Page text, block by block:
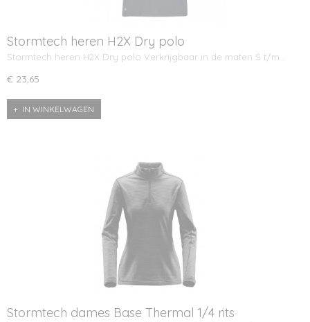
Stormtech heren H2X Dry polo
Stormtech heren H2X Dry polo Verkrijgbaar in de maten S t/m…
€ 23,65
IN WINKELWAGEN
Stormtech dames Base Thermal 1/4 rits